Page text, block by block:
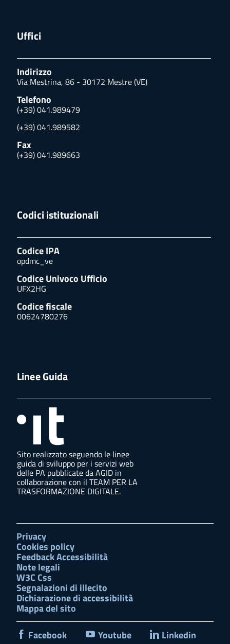
Uffici
Indirizzo
Via Mestrina, 86 - 30172 Mestre (VE)
Telefono
(+39) 041.989479
(+39) 041.989582
Fax
(+39) 041.989663
Codici istituzionali
Codice IPA
opdmc_ve
Codice Univoco Ufficio
UFX2HG
Codice fiscale
00624780276
Linee Guida
Sito realizzato seguendo le linee
guida di sviluppo per i servizi web
delle PA pubblicate da AGID in
collaborazione con il TEAM PER LA
TRASFORMAZIONE DIGITALE.
Privacy
Cookies policy
Feedback Accessibilità
Note legali
W3C Css
Segnalazioni di illecito
Dichiarazione di accessibilità
Mappa del sito
Facebook
Youtube Linkedin